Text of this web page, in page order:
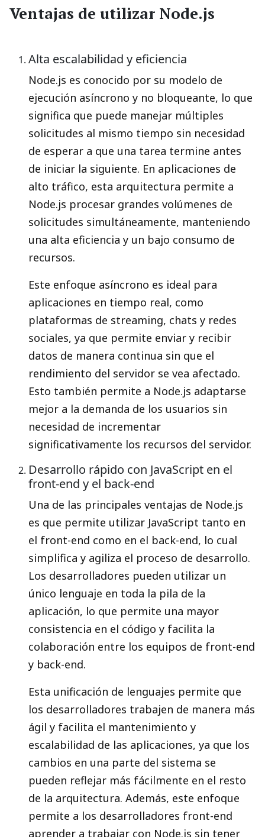
Ventajas de utilizar Node.js
Alta escalabilidad y eficiencia
Node.js es conocido por su modelo de
ejecución asíncrono y no bloqueante, lo que
significa que puede manejar múltiples
solicitudes al mismo tiempo sin necesidad
de esperar a que una tarea termine antes
de iniciar la siguiente. En aplicaciones de
alto tráfico, esta arquitectura permite a
Node.js procesar grandes volúmenes de
solicitudes simultáneamente, manteniendo
una alta eficiencia y un bajo consumo de
recursos.
Este enfoque asíncrono es ideal para
aplicaciones en tiempo real, como
plataformas de streaming, chats y redes
sociales, ya que permite enviar y recibir
datos de manera continua sin que el
rendimiento del servidor se vea afectado.
Esto también permite a Node.js adaptarse
mejor a la demanda de los usuarios sin
necesidad de incrementar
significativamente los recursos del servidor.
Desarrollo rápido con JavaScript en el
front-end y el back-end
Una de las principales ventajas de Node.js
es que permite utilizar JavaScript tanto en
el front-end como en el back-end, lo cual
simplifica y agiliza el proceso de desarrollo.
Los desarrolladores pueden utilizar un
único lenguaje en toda la pila de la
aplicación, lo que permite una mayor
consistencia en el código y facilita la
colaboración entre los equipos de front-end
y back-end.
Esta unificación de lenguajes permite que
los desarrolladores trabajen de manera más
ágil y facilita el mantenimiento y
escalabilidad de las aplicaciones, ya que los
cambios en una parte del sistema se
pueden reflejar más fácilmente en el resto
de la arquitectura. Además, este enfoque
permite a los desarrolladores front-end
aprender a trabajar con Node.js sin tener